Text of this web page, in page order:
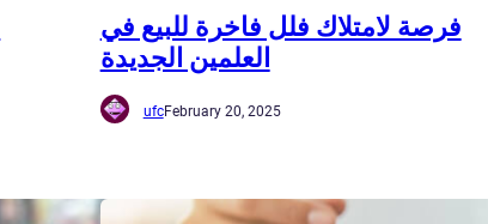
فرصة لامتلاك فلل فاخرة للبيع في
العلمين الجديدة
ufcFebruary 20, 2025